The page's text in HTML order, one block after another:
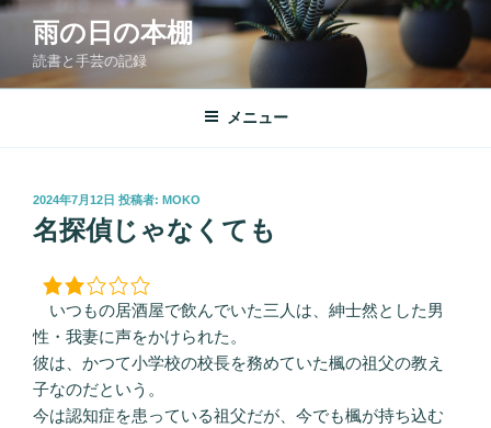
コ
ン
へ
雨の日の本棚
読書と手芸の記録
メニュー
投
稿
日:
2024年7月12日 投稿者: MOKO
名探偵じゃなくても
いつもの居酒屋で飲んでいた三人は、紳士然とした男
性・我妻に声をかけられた。
彼は、かつて小学校の校長を務めていた楓の祖父の教え
子なのだという。
今は認知症を患っている祖父だが、今でも楓が持ち込む